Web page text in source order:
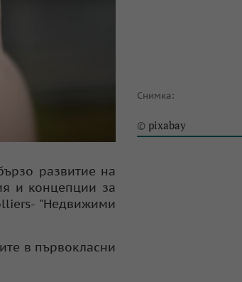
Снимка:
© pixabay
развитие на
и концепции за
"Недвижими
в първокласни